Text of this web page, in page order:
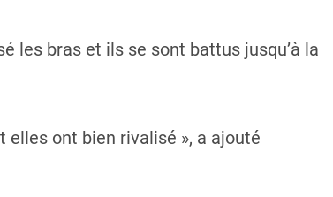
les bras et ils se sont battus jusqu’à la
elles ont bien rivalisé », a ajouté